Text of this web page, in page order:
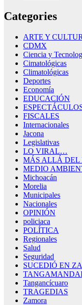
Categories
ARTE Y
CDMX
Ciencia y
Cimatológicas
Climatológicas
Deportes
Economía
EDUCACIÓN
FISCALES
Internacionales
Jacona
Legislativas
LO VIRAL…
MÁS ALLÁ DEL
MEDIO
Michoacán
Morelia
Municipales
Nacionales
OPINIÓN
policiaca
POLÍTICA
Regionales
Salud
Seguridad
SUCEDIÓ EN
Tangancícuaro
TRAGEDIAS
Zamora